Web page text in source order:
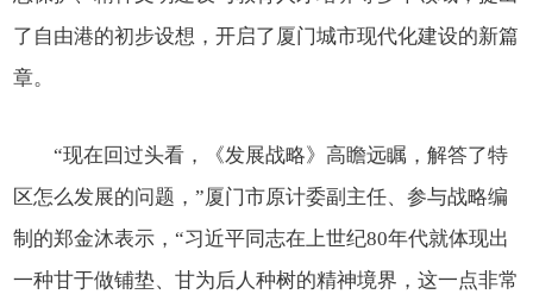
了自由港的初步设想，开启了厦门城市现代化建设的新篇
章。
“现在回过头看，《发展战略》高瞻远瞩，解答了特
区怎么发展的问题，”厦门市原计委副主任、参与战略编
制的郑金沐表示，“习近平同志在上世纪80年代就体现出
一种甘于做铺垫、甘为后人种树的精神境界，这一点非常